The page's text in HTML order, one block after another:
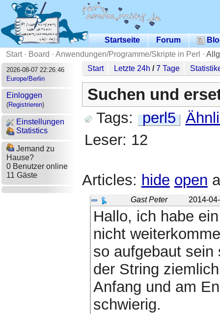
Startseite Forum
Start· Board · Anwendungen/Programme/Skripte in Perl ·
2026-08-07 22:26:46
Europe/Berlin
Einloggen
(Registrieren)
Einstellungen
Statistics
Jemand zu
Hause?
0 Benutzer online
11 Gäste
Start Letzte 24h /7 Tage
Suchen und
Tags: perl5
Leser: 12
Articles: hide open
Gast Peter 2014-
Hallo, ich habe
nicht
so aufgebaut
der String
Anfang und am
schwierig.